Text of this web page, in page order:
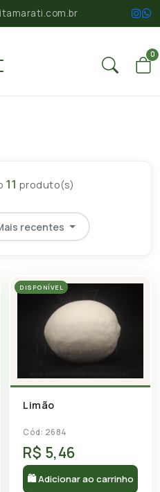
0
11 produto(s)
recentes
DISPONÍVEL
Limão
Cód: 2684
R$ 5,46
🛍 Adicionar ao carrinho